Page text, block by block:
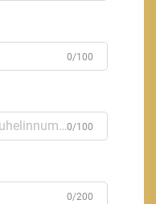
0/100
0/100
0/200